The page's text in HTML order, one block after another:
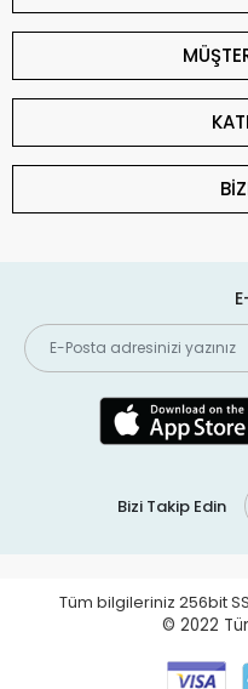
Bizi Takip Edin
Tüm bilgileriniz 256bit
© 2022